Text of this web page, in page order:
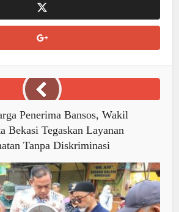
Penerima Bansos, Wakil
Bekasi Tegaskan Layanan
Tanpa Diskriminasi